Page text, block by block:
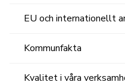
EU och internationellt
Kommunfakta
Kvalitet i våra